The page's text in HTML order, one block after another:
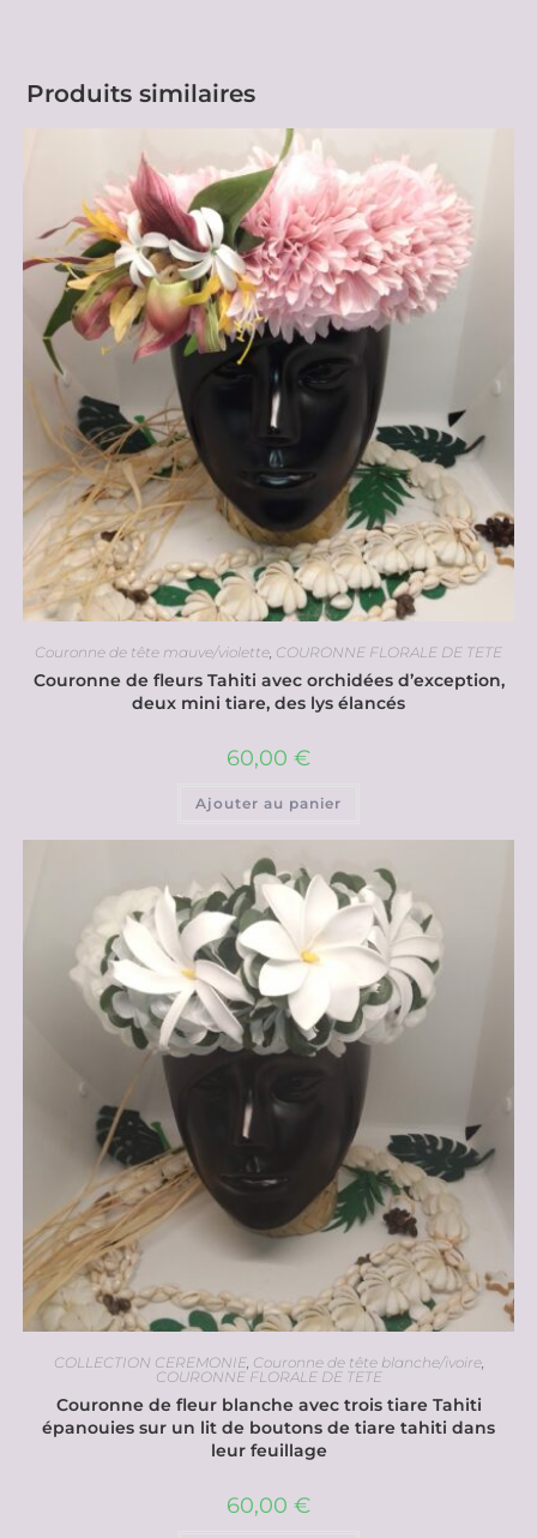
Produits similaires
Couronne de tête mauve/violette, COURONNE FLORALE DE TETE
Couronne de fleurs Tahiti avec orchidées d’exception,
deux mini tiare, des lys élancés
60,00 €
Ajouter au panier
COLLECTION CEREMONIE, Couronne de tête blanche/ivoire,
COURONNE FLORALE DE TETE
Couronne de fleur blanche avec trois tiare Tahiti
épanouies sur un lit de boutons de tiare tahiti dans
leur feuillage
60,00 €